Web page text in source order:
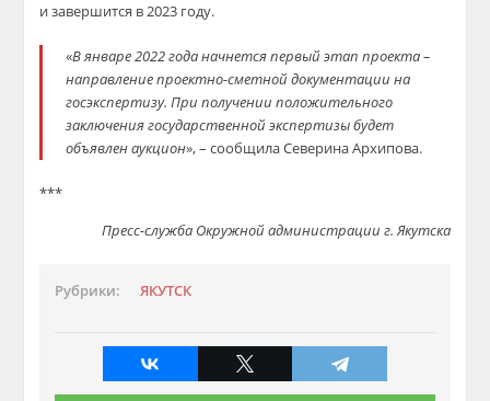
и завершится в 2023 году.
«В январе 2022 года начнется первый этап проекта –
направление проектно-сметной документации на
госэкспертизу. При получении положительного
заключения государственной экспертизы будет
объявлен аукцион», – сообщила Северина Архипова.
***
Пресс-служба Окружной администрации г. Якутска
Рубрики: ЯКУТСК